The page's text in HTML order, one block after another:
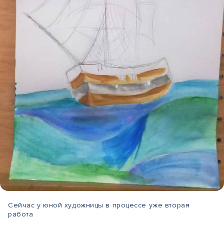
Сейчас у юной художницы в процессе уже вторая
работа